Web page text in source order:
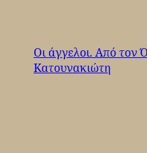
Οι άγγελοι. Από τον
Κατουνακιώτη